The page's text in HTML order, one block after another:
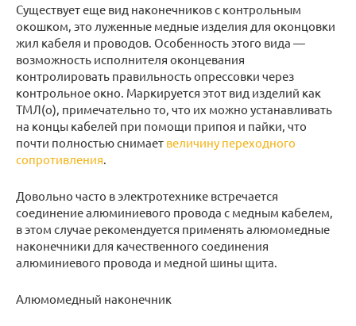
Существует еще вид наконечников с контрольным
окошком, это луженные медные изделия для оконцовки
жил кабеля и проводов. Особенность этого вида —
возможность исполнителя оконцевания
контролировать правильность опрессовки через
контрольное окно. Маркируется этот вид изделий как
ТМЛ(о), примечательно то, что их можно устанавливать
на концы кабелей при помощи припоя и пайки, что
почти полностью снимает величину переходного
сопротивления
Довольно часто в электротехнике встречается
соединение алюминиевого провода с медным кабелем,
в этом случае рекомендуется применять алюмомедные
наконечники для качественного соединения
алюминиевого провода и медной шины щита.
Алюмомедный наконечник